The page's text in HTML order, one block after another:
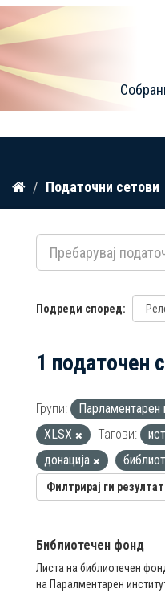
Прескокнете
содржина
Податочни сетови
Подреди според
1 податочен
Групи: Парламентарен
XLSX
Тагови:
донација
Филтрирај ги
Библиотечен фонд
Листа на библиотечен
на Паралментарен